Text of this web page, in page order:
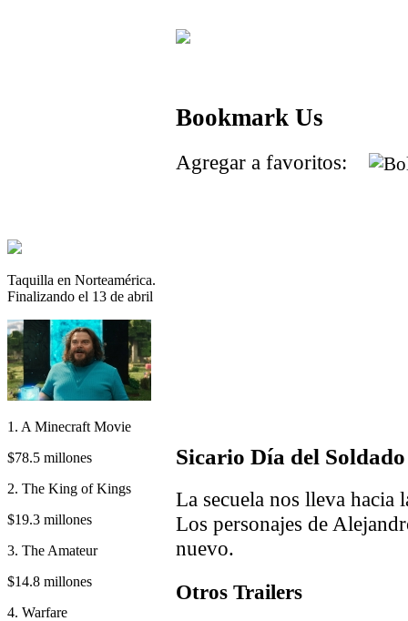
Taquilla en Norteamérica.
Finalizando el 13 de abril
1. A Minecraft Movie
$78.5 millones
2. The King of Kings
$19.3 millones
3. The Amateur
$14.8 millones
4. Warfare
Bookmark Us
Agregar a favoritos:
Sicario Día del
La secuela nos lleva
Los personajes de
nuevo.
Otros Trailers